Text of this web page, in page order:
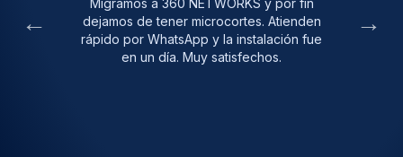
←
dejamos de tener microcortes. Atienden
rápido por WhatsApp y la instalación fue
en un día. Muy satisfechos.
→